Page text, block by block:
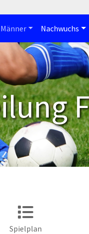
Männer Nachwuchs
Spielplan